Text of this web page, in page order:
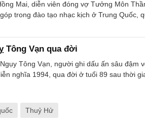
Mai, diễn viên đóng vợ Tưởng Môn
trong đào tạo nhạc kịch ở Trung Quốc,
Tông Vạn qua đời
Tông Vạn, người ghi dấu ấn sâu đậm
nghĩa 1994, qua đời ở tuổi 89 sau thời
Thuỷ Hử